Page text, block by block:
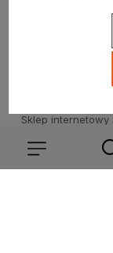
Sklep internetowy